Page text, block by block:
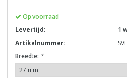
Op voorraad
Levertijd:
1
Artikelnummer:
Breedte: *